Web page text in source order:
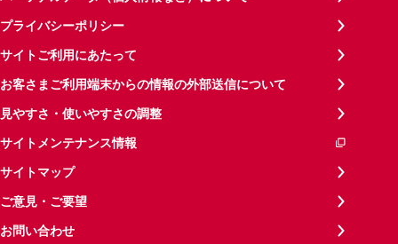
プライバシーポリシー
サイトご利用にあたって
お客さまご利用端末からの情報の外部送信について
見やすさ・使いやすさの調整
サイトメンテナンス情報
サイトマップ
ご意見・ご要望
お問い合わせ